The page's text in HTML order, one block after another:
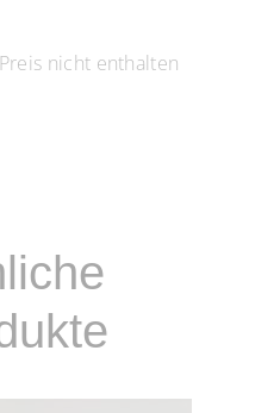
nicht enthalten